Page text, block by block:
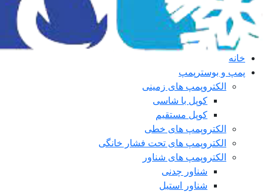
خانه
پمپ و بوسترپمپ
الکتروپمپ های زمینی
کوپل با شاسی
کوپل مستقیم
الکتروپمپ های خطی
الکتروپمپ های تحت فشار خانگی
الکتروپمپ های شناور
شناور چدنی
شناور استیل